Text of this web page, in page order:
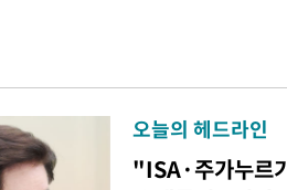
오늘의 헤드라인
"ISA·주가누르